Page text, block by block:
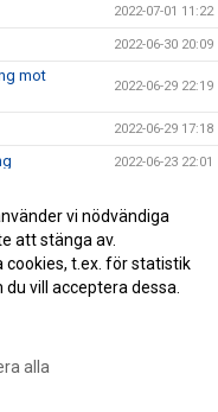
2022-07-01 11:22
2022-06-30 20:09
mot
2022-06-29 22:19
2022-06-29 17:18
2022-06-23 22:01
2022-06-20 11:19
2022-06-19 14:47
”Vi
vi nödvändiga
att stänga av.
cookies, t.ex. för statistik
vill acceptera dessa.
alla